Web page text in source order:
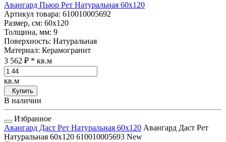
Авангард Пьюр Рет Натуральная 60x120
Артикул товара: 610010005692
Размер, см: 60x120
Толщина, мм: 9
Поверхность: Натуральная
Материал: Керамогранит
3 562 ₽ * кв.м
кв.м
Купить
В наличии
Избранное
Авангард Даст Рет Натуральная 60x120 Авангард Даст Рет
Натуральная 60x120 610010005693 New